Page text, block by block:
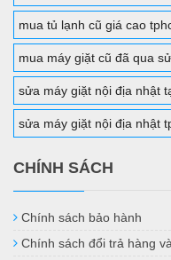
mua tủ lạnh cũ giá cao
mua máy giặt cũ đã qua
sửa máy giặt nội địa nhật
sửa máy giặt nội địa nhật
CHÍNH SÁCH
Chính sách bảo hành
Chính sách đổi trả hàng